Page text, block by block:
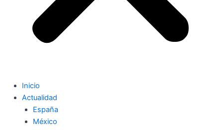
Inicio
Actualidad
España
México